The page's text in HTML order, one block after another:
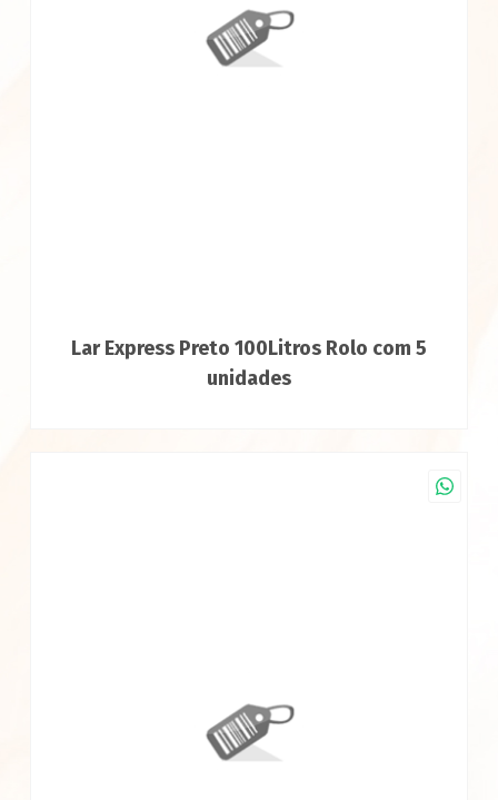
Lar Express Preto 100Litros Rolo com 5
unidades